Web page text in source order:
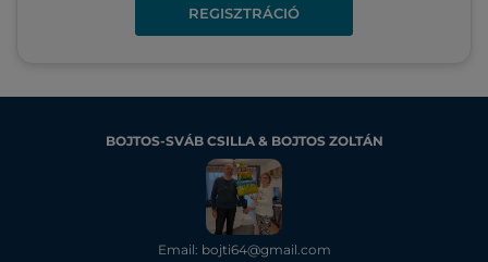
REGISZTRÁCIÓ
BOJTOS-SVÁB CSILLA & BOJTOS ZOLTÁN
Email: bojti64@gmail.com